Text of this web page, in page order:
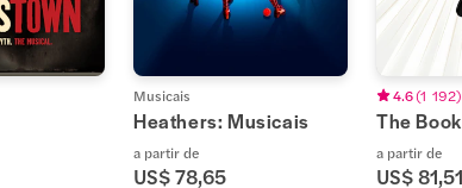
Musicais
Heathers: Musicais
a partir de
US$ 78,65
4.6(1 192)
The
a partir de
US$ 81,51